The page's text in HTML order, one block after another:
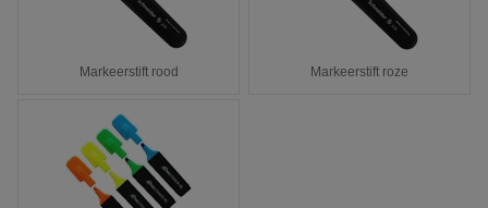
Markeerstift rood Markeerstift roze